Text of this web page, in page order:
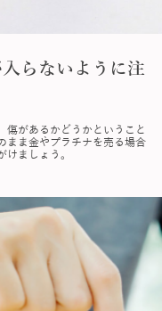
らないように注
傷があるかどうかということ
まま金やプラチナを売る場合
ましょう。